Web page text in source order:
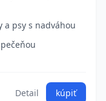
a psy s nadváhou
Detail kúpiť